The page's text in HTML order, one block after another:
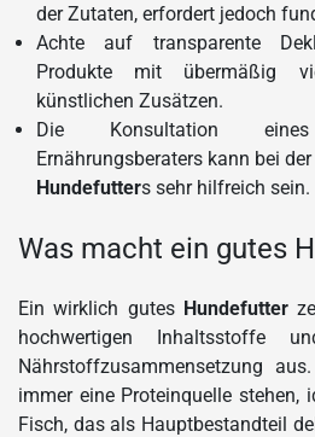
der Zutaten, erfordert jedoch
Achte auf transparente
Produkte mit übermäßig
künstlichen Zusätzen.
Die Konsultation
Ernährungsberaters kann bei
Hundefutters sehr hilfreich sein.
Was macht ein gutes
Ein wirklich gutes Hundefutter
hochwertigen Inhaltsstoffe
Nährstoffzusammensetzung
immer eine Proteinquelle stehen,
Fisch, das als Hauptbestandteil